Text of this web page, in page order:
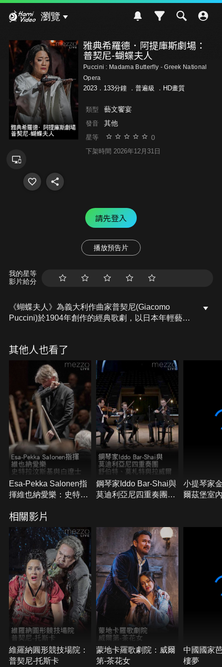
瀏覽
雅典希羅德．阿提庫斯劇場：
普契尼-蝴蝶夫人
Puccini : Madama Butterfly - Greek National
Opera
2023．133分鐘 ． 普遍級 ．HD畫質
類型 藝文饗宴
發音 其他
星等 0
下架時間 2026年12月31日
請先登入
播放預告片
我的星等
影片給分
《蝴蝶夫人》為義大利作曲家普契尼(Giacomo
Puccini)於1904年創作的經典歌劇，以日本年輕藝伎
後選擇以生命捍衛尊嚴。1904年2月17日在米蘭史卡
拉歌劇院推出歌劇版首演，卻以慘敗收場，普契尼為
此進行大幅修改，在5月於布雷西亞重新上演，獲得
了極大成功。此後作曲家三度修訂，其中最後的第五
版成為目前世界各地廣泛演出的版本。
其他人也看了
Esa-Pekka Salonen指
揮維也納愛樂：史特拉
鋼琴家Iddo Bar-Shai與
莫迪利亞尼四重奏團：
小提琴家
爾茲堡室
相關影片
維羅納圓形競技場院：
普契尼-托斯卡
蒙地卡羅歌劇院：威爾
第-茶花女
中國國家
樓夢